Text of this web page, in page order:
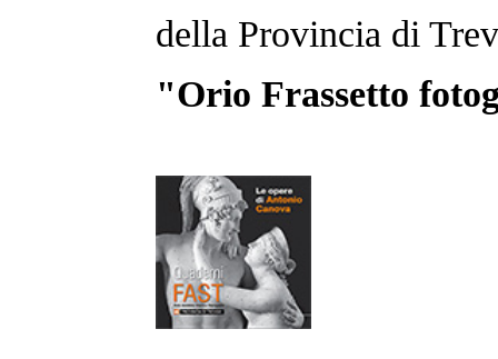
della Provincia di
"Orio Frassetto